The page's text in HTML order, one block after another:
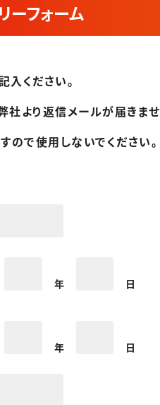
ーフォーム
入ください。
社より返信メールが届きませ
ので使用しないでください。
年 日
年 日